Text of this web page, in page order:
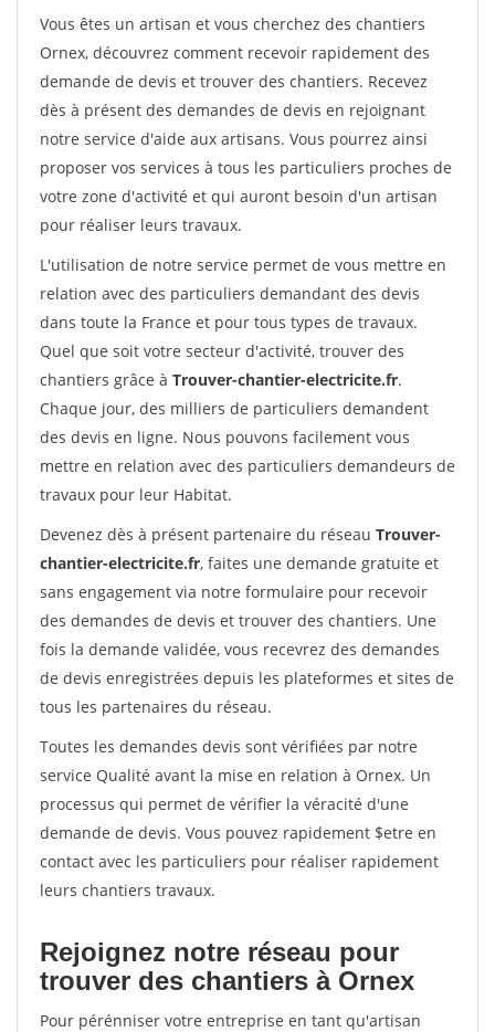
Vous êtes un artisan et vous cherchez des chantiers
Ornex, découvrez comment recevoir rapidement des
demande de devis et trouver des chantiers. Recevez
dès à présent des demandes de devis en rejoignant
notre service d'aide aux artisans. Vous pourrez ainsi
proposer vos services à tous les particuliers proches de
votre zone d'activité et qui auront besoin d'un artisan
pour réaliser leurs travaux.
L'utilisation de notre service permet de vous mettre en
relation avec des particuliers demandant des devis
dans toute la France et pour tous types de travaux.
Quel que soit votre secteur d'activité, trouver des
chantiers grâce à Trouver-chantier-electricite.fr.
Chaque jour, des milliers de particuliers demandent
des devis en ligne. Nous pouvons facilement vous
mettre en relation avec des particuliers demandeurs de
travaux pour leur Habitat.
Devenez dès à présent partenaire du réseau Trouver-
chantier-electricite.fr, faites une demande gratuite et
sans engagement via notre formulaire pour recevoir
des demandes de devis et trouver des chantiers. Une
fois la demande validée, vous recevrez des demandes
de devis enregistrées depuis les plateformes et sites de
tous les partenaires du réseau.
Toutes les demandes devis sont vérifiées par notre
service Qualité avant la mise en relation à Ornex. Un
processus qui permet de vérifier la véracité d'une
demande de devis. Vous pouvez rapidement $etre en
contact avec les particuliers pour réaliser rapidement
leurs chantiers travaux.
Rejoignez notre réseau pour
trouver des chantiers à Ornex
Pour pérénniser votre entreprise en tant qu'artisan